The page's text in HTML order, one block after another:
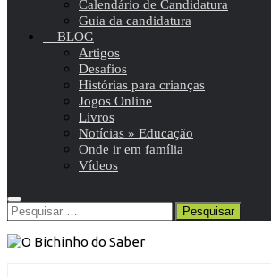
Calendário de Candidatura
Guia da candidatura
BLOG
Artigos
Desafios
Histórias para crianças
Jogos Online
Livros
Notícias » Educação
Onde ir em família
Vídeos
Pesquisar
por: